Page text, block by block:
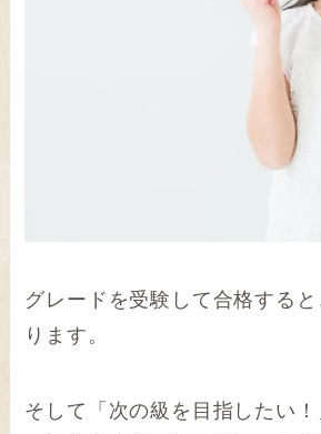
グレードを受験して合格する
ります。
そして「次の級を目指したい